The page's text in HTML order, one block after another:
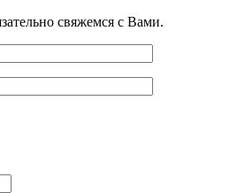
свяжемся с Вами.